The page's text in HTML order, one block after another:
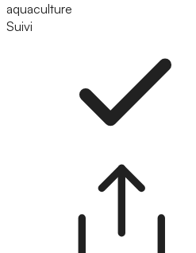
aquaculture
Suivi